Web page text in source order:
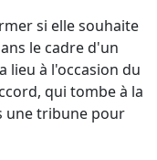
si elle souhaite
le cadre d'un
lieu à l'occasion du
qui tombe à la
une tribune pour